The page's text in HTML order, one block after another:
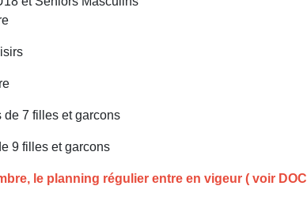
7 filles et garcons
9 filles et garcons
le planning régulier entre en vigeur ( voir DOC